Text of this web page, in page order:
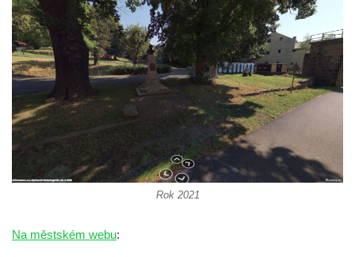
Socha Mystik v ZOO Hluboká
Reliéf Rodina a práce na budově záložny
čp. 69/1 v Českých Budějovicích
Socha Jana Valeria Jirsíka u Černé věže v
Českých Budějovicích
Socha Krista klesajícího pod křížem u
kostela svatého Mikuláše v Českých
Budějovicích
Socha svatého Jana Nepomuckého u
Budějovicích
Rok 2021
Na městském webu: